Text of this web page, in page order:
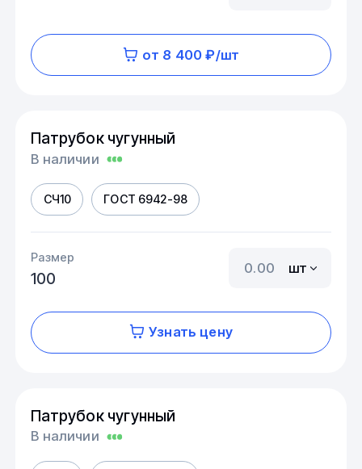
от 8 400 ₽/шт
Патрубок чугунный
В наличии
СЧ10 ГОСТ 6942-98
Размер
100
шт
Узнать цену
Патрубок чугунный
В наличии